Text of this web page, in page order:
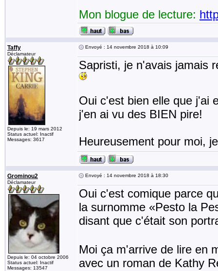
Mon blogue de lecture:
Taffy
Déclamateur
Depuis le: 19 mars 2012
Status actuel: Inactif
Messages: 3617
Envoyé : 14 novembre 2018 à 10:09
Sapristi, je n'avais jamais
Oui c'est bien elle que j'ai
j'en ai vu des BIEN pire!
Heureusement pour moi,
Grominou2
Déclamateur
Depuis le: 04 octobre 2006
Status actuel: Inactif
Messages: 13547
Envoyé : 14 novembre 2018 à 18:30
Oui c'est comique parce
la surnomme «Pesto la
disant que c'était son
Moi ça m'arrive de lire en
avec un roman de Kathy